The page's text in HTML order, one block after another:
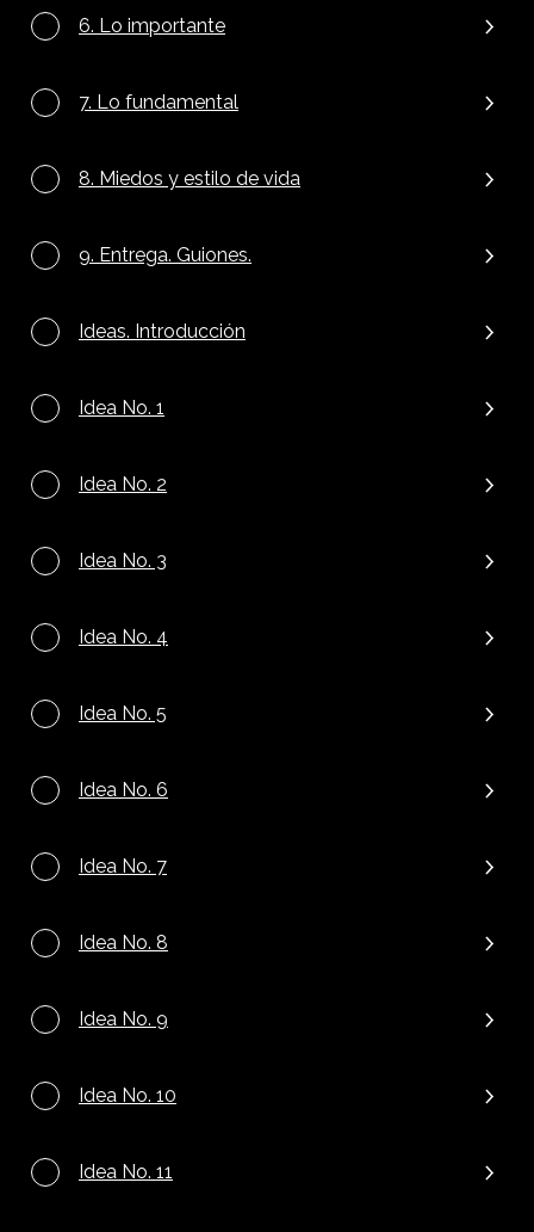
6. Lo importante
7. Lo fundamental
8. Miedos y estilo de vida
9. Entrega. Guiones.
Ideas. Introducción
Idea No. 1
Idea No. 2
Idea No. 3
Idea No. 4
Idea No. 5
Idea No. 6
Idea No. 7
Idea No. 8
Idea No. 9
Idea No. 10
Idea No. 11